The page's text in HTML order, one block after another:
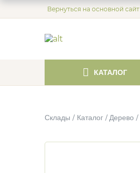
Вернуться на основной сайт
КАТАЛОГ
Склады Каталог Дерево